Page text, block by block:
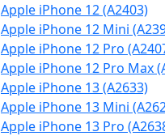
Apple iPhone 12 (A2403)
Apple iPhone 12 Mini
Apple iPhone 12 Pro
Apple iPhone 12 Pro Max
Apple iPhone 13 (A2633)
Apple iPhone 13 Mini
Apple iPhone 13 Pro